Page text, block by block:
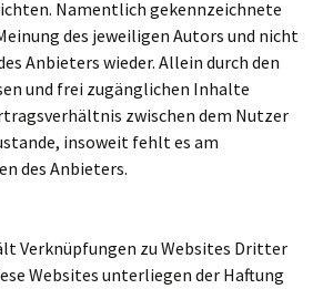
Namentlich gekennzeichnete
des jeweiligen Autors und nicht
Anbieters wieder. Allein durch den
und frei zugänglichen Inhalte
zwischen dem Nutzer
insoweit fehlt es am
des Anbieters.
Verknüpfungen zu Websites Dritter
Websites unterliegen der Haftung